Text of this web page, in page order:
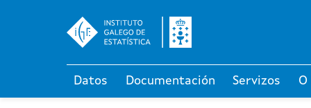
Datos Documentación Servizos O